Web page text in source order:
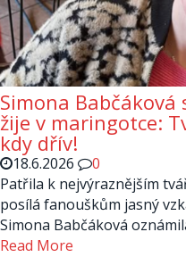
Simona
žije v maringotce:
kdy dřív!
18.6.2026
0
Patřila k nejvýraznějším
posílá fanouškům jasný
Simona Babčáková
Read More